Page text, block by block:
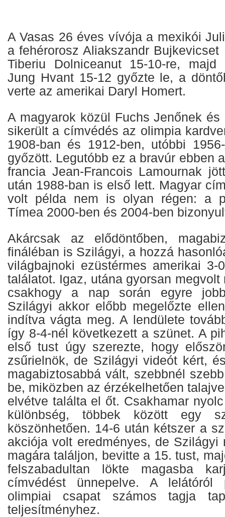
A Vasas 26 éves vívója a mexikói
a fehérorosz Aliakszandr Bujkevicset
Tiberiu Dolniceanut 15-10-re,
Jung Hvant 15-12 győzte le, a
verte az amerikai Daryl Homert.
A magyarok közül Fuchs Jenőnek és
sikerült a címvédés az olimpia
1908-ban és 1912-ben, utóbbi
győzött. Legutóbb ez a bravúr ebben
francia Jean-Francois Lamournak
után 1988-ban is első lett. Magyar
volt példa nem is olyan régen: a
Tímea 2000-ben és 2004-ben
Akárcsak az elődöntőben,
fináléban is Szilágyi, a hozzá
világbajnoki ezüstérmes amerikai
találatot. Igaz, utána gyorsan
csakhogy a nap során egyre
Szilágyi akkor előbb megelőzte
indítva vágta meg. A lendülete
így 8-4-nél következett a szünet. A
első tust úgy szerezte, hogy
zsűrielnök, de Szilágyi videót kért,
magabiztosabbá vált, szebbnél
be, miközben az érzékelhetően
elvétve találta el őt. Csakhamar
különbség, többek között egy
köszönhetően. 14-6 után kétszer a
akciója volt eredményes, de Szilágyi
magára találjon, bevitte a 15. tust,
felszabadultan lökte magasba
címvédést ünnepelve. A
olimpiai csapat számos tagja
teljesítményhez.